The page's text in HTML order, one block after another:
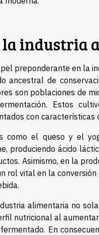
la industria
preponderante en la
ancestral de
son poblaciones de
Estos
con
como el queso y el
produciendo ácido
Asimismo, en la
rol vital en la
alimentaria no
nutricional al
En